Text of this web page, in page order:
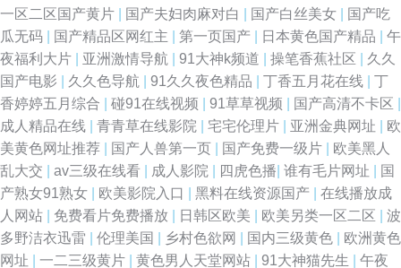
一区二区国产黄片
国产夫妇肉麻对白 国产白丝美女
国产吃
瓜无码
国产精品区网红主 第一页国产 日本黄色国产精品
午
夜福利大片
亚洲激情导航 91大神k频道 操笔香蕉社区
久久
国产电影
久久色导航 91久久夜色精品 丁香五月花在线
丁
香婷婷五月综合
碰91在线视频 91草草视频 国产高清不卡区
成人精品在线
青青草在线影院 宅宅伦理片 亚洲金典网址
欧
美黄色网址推荐
国产人兽第一页 国产免费一级片
欧美黑人
乱大交
av三级在线看 成人影院 四虎色播 谁有毛片网址
国
产熟女91熟女
欧美影院入口 黑料在线资源国产
在线播放成
人网站
免费看片免费播放 日韩区欧美 欧美另类一区二区
波
多野洁衣迅雷
伦理美国 乡村色欲网 国内三级黄色
欧洲黄色
网址
一二三级黄片 黄色男人天堂网站 91大神猫先生
午夜